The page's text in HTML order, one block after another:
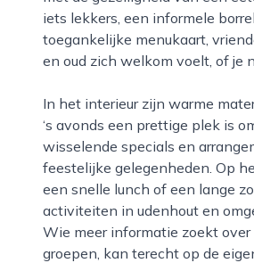
iets lekkers, een informele
toegankelijke menukaart,
en oud zich welkom voelt, of je
In het interieur zijn warme materialen en huiselijke details verwerkt, waardoor het zowel overdag als
‘s avonds een prettige plek is
wisselende specials en
feestelijke gelegenheden. Op
een snelle lunch of een lange
activiteiten in udenhout en
Wie meer informatie zoekt
groepen, kan terecht op de